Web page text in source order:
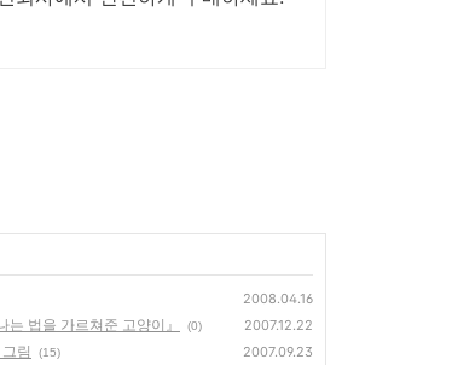
2008.04.16
법을 가르쳐준 고양이』 (0) 2007.12.22
림 (15) 2007.09.23